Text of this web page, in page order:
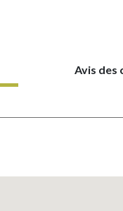
Avis des